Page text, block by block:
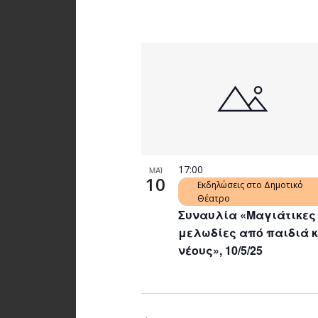
ΜΑΪ
10
Συναυλία «Μαγιάτικες
μελωδίες από παιδιά
νέους», 10/5/25
17:00
Εκδηλώσεις στο Δημοτικό
Θέατρο